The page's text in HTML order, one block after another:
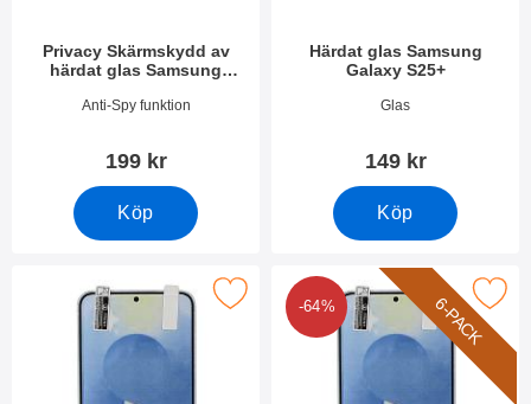
Privacy Skärmskydd av
härdat glas Samsung
Art. nr 52663Anti-Spy funktion
199 kr
Köp
Härdat glas Samsung
Galaxy S25+
Glas
149 kr
Köp
skärmskydd Samsung Galaxy S25+ som favorit6-PACK
-64%
Makera 6-Pack Skärmskydd